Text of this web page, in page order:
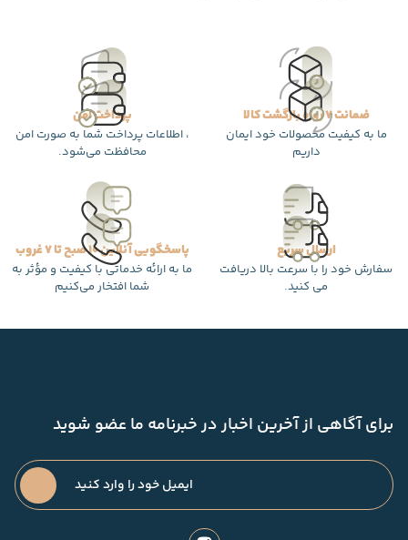
ضمانت 7 روزه بازگشت کالا
ما به کیفیت محصولات خود ایمان
داریم
پرداخت امن
، اطلاعات پرداخت شما به صورت امن
محافظت می‌شود.
ارسال سریع
سفارش خود را با سرعت بالا دریافت
می کنید.
پاسخگویی آنلاین 10 صبح تا 7 غروب
ما به ارائه خدماتی با کیفیت و مؤثر به
شما افتخار می‌کنیم
برای آگاهی از آخرین اخبار در خبرنامه ما عضو شوید